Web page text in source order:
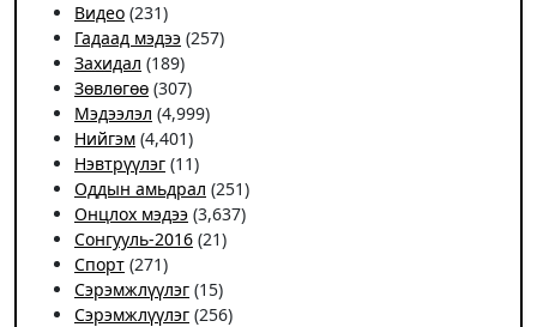
Видео (231)
Гадаад мэдээ (257)
Захидал (189)
Зөвлөгөө (307)
Мэдээлэл (4,999)
Нийгэм (4,401)
Нэвтрүүлэг (11)
Оддын амьдрал (251)
Онцлох мэдээ (3,637)
Сонгууль-2016 (21)
Спорт (271)
Сэрэмжлүүлэг (15)
Сэрэмжлүүлэг (256)